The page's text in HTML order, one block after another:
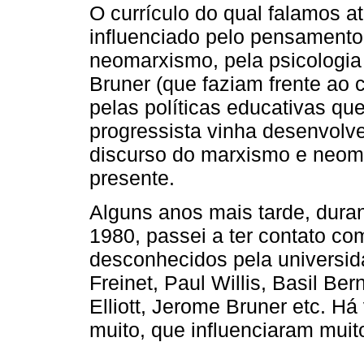
O currículo do qual falamos
influenciado pelo
neomarxismo, pela
Bruner (que faziam frente ao
pelas políticas educativas
progressista vinha
discurso do marxismo e
presente.
Alguns anos mais tarde,
1980, passei a ter contato
desconhecidos pela
Freinet, Paul Willis, Basil
Elliott, Jerome Bruner etc.
muito, que influenciaram